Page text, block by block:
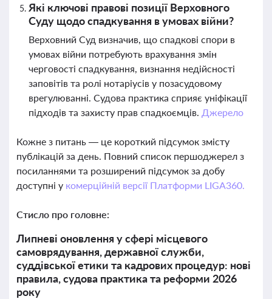
Які ключові правові позиції Верховного
Суду щодо спадкування в умовах війни?
Верховний Суд визначив, що спадкові спори в
умовах війни потребують врахування змін
черговості спадкування, визнання недійсності
заповітів та ролі нотаріусів у позасудовому
врегулюванні. Судова практика сприяє уніфікації
підходів та захисту прав спадкоємців. Джерело
Кожне з питань — це короткий підсумок змісту
публікацій за день. Повний список першоджерел з
посиланнями та розширений підсумок за добу
доступні у комерційній версії Платформи LIGA360.
Стисло про головне:
Липневі оновлення у сфері місцевого
самоврядування, державної служби,
суддівської етики та кадрових процедур: нові
правила, судова практика та реформи 2026
року